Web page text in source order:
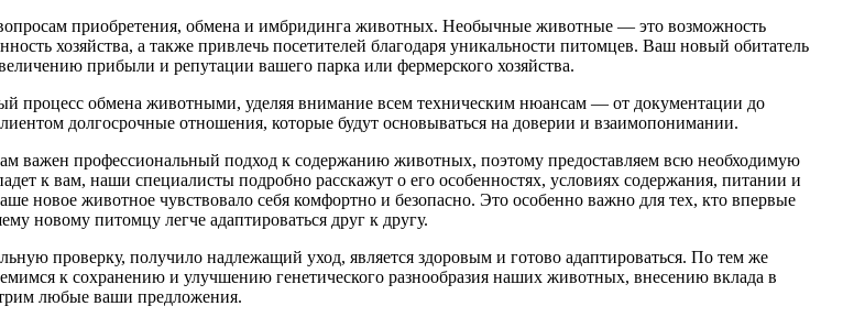
приобретения, обмена и имбридинга животных. Необычные животные — это возможность
хозяйства, а также привлечь посетителей благодаря уникальности питомцев. Ваш новый обитатель
прибыли и репутации вашего парка или фермерского хозяйства.
процесс обмена животными, уделяя внимание всем техническим нюансам — от документации до
долгосрочные отношения, которые будут основываться на доверии и взаимопонимании.
важен профессиональный подход к содержанию животных, поэтому предоставляем всю необходимую
к вам, наши специалисты подробно расскажут о его особенностях, условиях содержания, питании и
новое животное чувствовало себя комфортно и безопасно. Это особенно важно для тех, кто впервые
новому питомцу легче адаптироваться друг к другу.
проверку, получило надлежащий уход, является здоровым и готово адаптироваться. По тем же
к сохранению и улучшению генетического разнообразия наших животных, внесению вклада в
любые ваши предложения.